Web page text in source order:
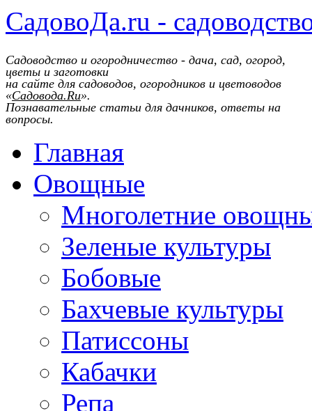
СадовоДа.ru -
Садоводство и огородничество - дача, сад, огород,
цветы и заготовки
на сайте для садоводов, огородников и цветоводов
«Садовода.Ru».
Познавательные статьи для дачников, ответы на
вопросы.
Главная
Овощные
Многолетние
Зеленые культуры
Бобовые
Бахчевые культуры
Патиссоны
Кабачки
Репа